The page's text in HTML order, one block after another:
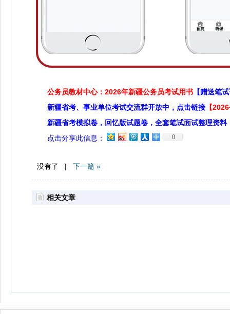
公务员教材中心：2026年新疆公务员考试用书 【赠送笔
新疆省考、事业单位考试交流群开放中，点击链接 【
新疆省考模拟卷，回忆版试题卷，全套笔试面试整理资料
点击分享此信息：
0
没有了 | 下一篇 »
相关文章